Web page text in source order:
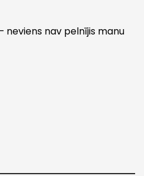
neviens nav pelnījis manu